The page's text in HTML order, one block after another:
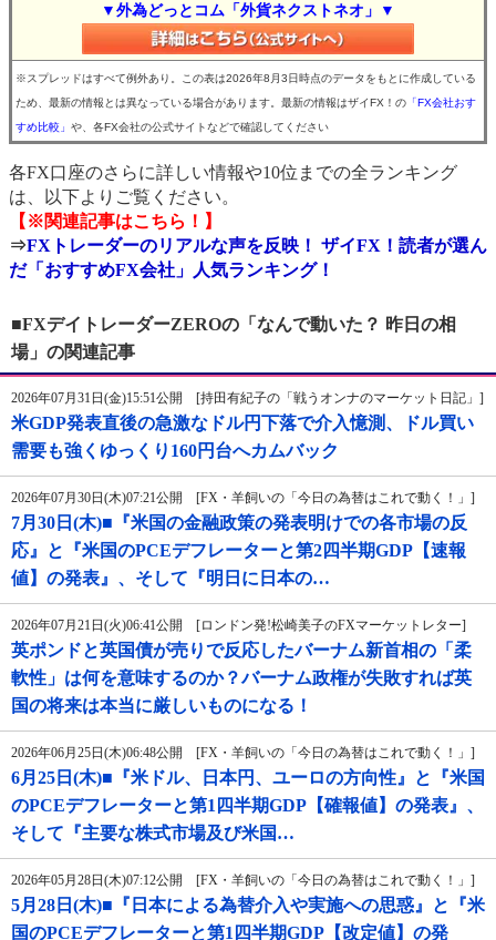
▼外為どっとコム「外貨ネクストネオ」▼
※スプレッドはすべて例外あり。この表は2026年8月3日時点のデータをもとに作成している
ため、最新の情報とは異なっている場合があります。最新の情報はザイFX！の 「FX会社おす
すめ比較」 や、各FX会社の公式サイトなどで確認してください
各FX口座のさらに詳しい情報や10位までの全ランキング
は、以下よりご覧ください。
【※関連記事はこちら！】
⇒FXトレーダーのリアルな声を反映！ ザイFX！読者が選ん
だ「おすすめFX会社」人気ランキング！
■FXデイトレーダーZEROの「なんで動いた？ 昨日の相
場」の関連記事
2026年07月31日(金)15:51公開 [持田有紀子の「戦うオンナのマーケット日記」]
米GDP発表直後の急激なドル円下落で介入憶測、ドル買い
需要も強くゆっくり160円台へカムバック
2026年07月30日(木)07:21公開 [FX・羊飼いの「今日の為替はこれで動く！」]
7月30日(木)■『米国の金融政策の発表明けでの各市場の反
応』と『米国のPCEデフレーターと第2四半期GDP【速報
値】の発表』、そして『明日に日本の…
2026年07月21日(火)06:41公開 [ロンドン発!松崎美子のFXマーケットレター]
英ポンドと英国債が売りで反応したバーナム新首相の「柔
軟性」は何を意味するのか？バーナム政権が失敗すれば英
国の将来は本当に厳しいものになる！
2026年06月25日(木)06:48公開 [FX・羊飼いの「今日の為替はこれで動く！」]
6月25日(木)■『米ドル、日本円、ユーロの方向性』と『米国
のPCEデフレーターと第1四半期GDP【確報値】の発表』、
そして『主要な株式市場及び米国…
2026年05月28日(木)07:12公開 [FX・羊飼いの「今日の為替はこれで動く！」]
5月28日(木)■『日本による為替介入や実施への思惑』と『米
国のPCEデフレーターと第1四半期GDP【改定値】の発